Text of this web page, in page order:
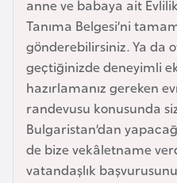
anne ve babaya ait
Tanıma Belgesi’ni
gönderebilirsiniz. Ya da
geçtiğinizde deneyimli
hazırlamanız gereken
randevusu konusunda
Bulgaristan’dan
de bize vekâletname
vatandaşlık
r
e
y
n
B
a
n